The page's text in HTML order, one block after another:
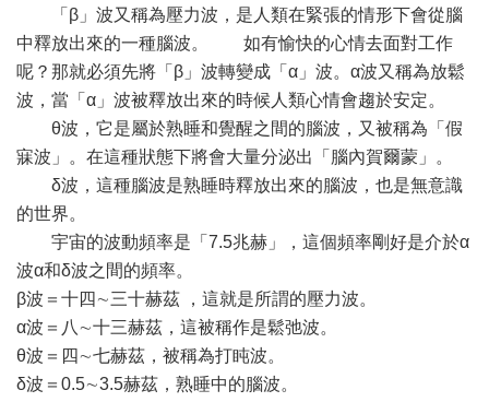
「β」波又稱為壓力波，是人類在緊張的情形下會從腦
中釋放出來的一種腦波。 如有愉快的心情去面對工作
呢？那就必須先將「β」波轉變成「α」波。α波又稱為放鬆
波，當「α」波被釋放出來的時候人類心情會趨於安定。
θ波，它是屬於熟睡和覺醒之間的腦波，又被稱為「假
寐波」。在這種狀態下將會大量分泌出「腦內賀爾蒙」。
δ波，這種腦波是熟睡時釋放出來的腦波，也是無意識
的世界。
宇宙的波動頻率是「7.5兆赫」，這個頻率剛好是介於α
波α和δ波之間的頻率。
β波＝十四∼三十赫茲 ，這就是所謂的壓力波。
α波＝八∼十三赫茲，這被稱作是鬆弛波。
θ波＝四∼七赫茲，被稱為打盹波。
δ波＝0.5∼3.5赫茲，熟睡中的腦波。